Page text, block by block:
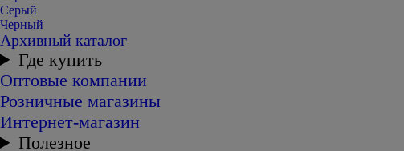
Серый
Черный
Архивный каталог
Где купить
Оптовые компании
Розничные магазины
Интернет-магазин
Полезное